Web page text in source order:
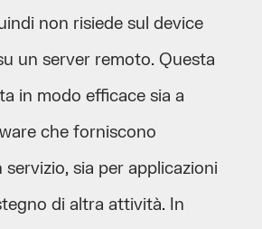
non risiede sul device
un server remoto. Questa
in modo efficace sia a
che forniscono
sia per applicazioni
di altra attività. In